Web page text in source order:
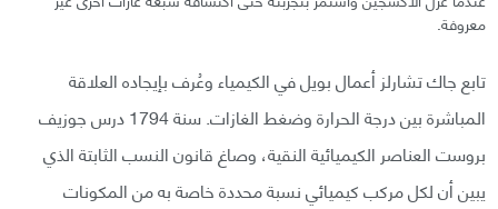
معروفة.
تابع جاك تشارلز أعمال بويل في الكيمياء وعُرف بإيجاده العلاقة
المباشرة بين درجة الحرارة وضغط الغازات. سنة 1794 درس جوزيف
بروست العناصر الكيميائية النقية، وصاغ قانون النسب الثابتة الذي
يبين أن لكل مركب كيميائي نسبة محددة خاصة به من المكونات